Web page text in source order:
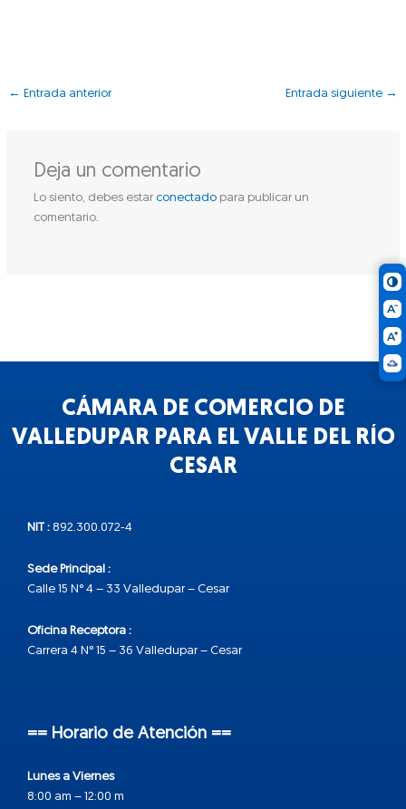
← Entrada anterior Entrada siguiente →
Deja un comentario
Lo siento, debes estar conectadopara publicar un
comentario.
CÁMARA DE COMERCIO DE
VALLEDUPAR PARA EL VALLE DEL RÍO
CESAR
NIT : 892.300.072-4
Sede Principal :
Calle 15 N° 4 – 33 Valledupar – Cesar
Oficina Receptora :
Carrera 4 N° 15 – 36 Valledupar – Cesar
== Horario de Atención ==
Lunes a Viernes
8:00 am – 12:00 m